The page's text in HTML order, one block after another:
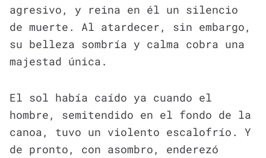
agresivo, y reina en él un silencio
de muerte. Al atardecer, sin embargo,
su belleza sombría y calma cobra una
majestad única.
El sol había caído ya cuando el
hombre, semitendido en el fondo de la
canoa, tuvo un violento escalofrío. Y
de pronto, con asombro, enderezó